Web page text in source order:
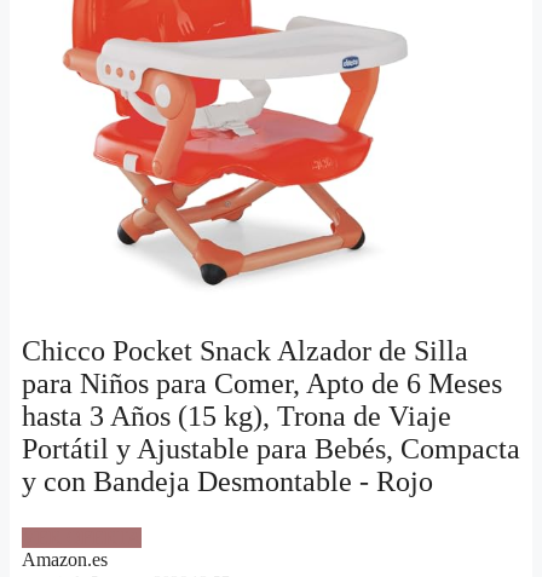
Chicco Pocket Snack Alzador de Silla
para Niños para Comer, Apto de 6 Meses
hasta 3 Años (15 kg), Trona de Viaje
Portátil y Ajustable para Bebés, Compacta
y con Bandeja Desmontable - Rojo
Amazon.es